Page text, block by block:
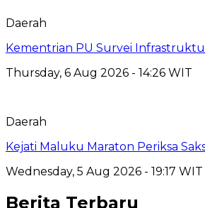
Daerah
Kementrian PU Survei
Thursday, 6 Aug 2026 - 14:26 WIT
Daerah
Kejati Maluku Maraton Periksa
Wednesday, 5 Aug 2026 - 19:17 WIT
Berita Terbaru